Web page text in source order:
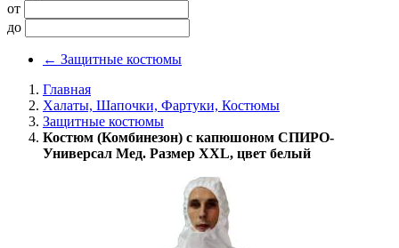
от
до
← Защитные костюмы
Главная
Халаты, Шапочки, Фартуки, Костюмы
Защитные костюмы
Костюм (Комбинезон) с капюшоном СПИРО-
Универсал Мед. Размер XXL, цвет белый